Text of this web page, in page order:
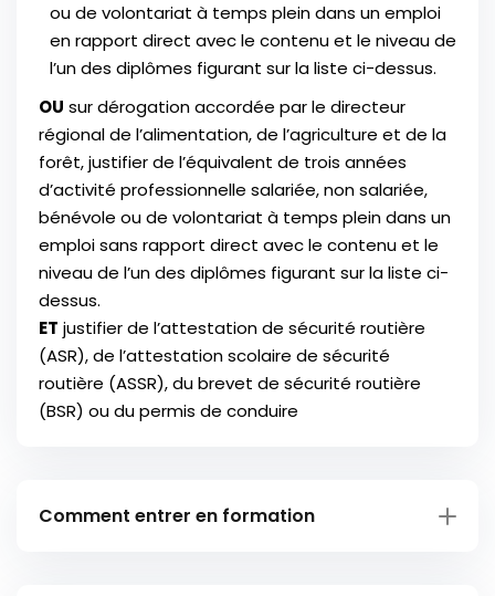
ou de volontariat à temps plein dans un emploi
en rapport direct avec le contenu et le niveau de
l’un des diplômes figurant sur la liste ci-dessus.
OU sur dérogation accordée par le directeur
régional de l’alimentation, de l’agriculture et de la
forêt, justifier de l’équivalent de trois années
d’activité professionnelle salariée, non salariée,
bénévole ou de volontariat à temps plein dans un
emploi sans rapport direct avec le contenu et le
niveau de l’un des diplômes figurant sur la liste ci-
dessus.
ET justifier de l’attestation de sécurité routière
(ASR), de l’attestation scolaire de sécurité
routière (ASSR), du brevet de sécurité routière
(BSR) ou du permis de conduire
Comment entrer en formation